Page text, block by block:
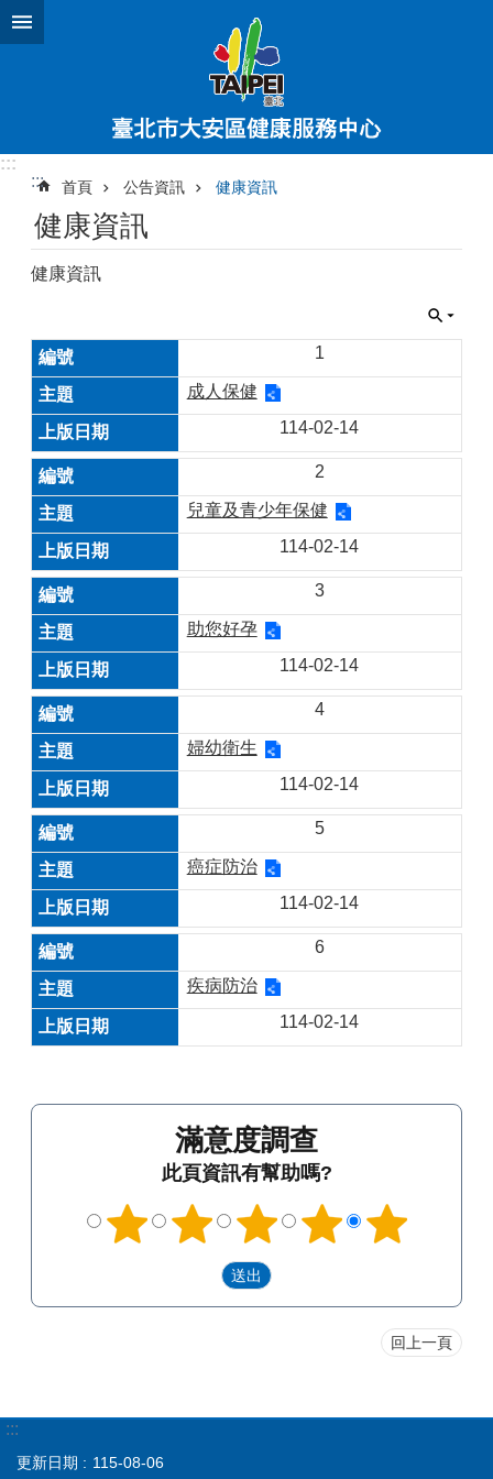
跳到主要內容區塊
:::
:::
首頁 公告資訊 健康資訊
健康資訊
健康資訊
1
成人保健
114-02-14
2
兒童及青少年保健
114-02-14
3
助您好孕
114-02-14
4
婦幼衛生
114-02-14
5
癌症防治
114-02-14
6
疾病防治
114-02-14
滿意度調查
此頁資訊有幫助嗎?
回上一頁
:::
更新日期 115-08-06